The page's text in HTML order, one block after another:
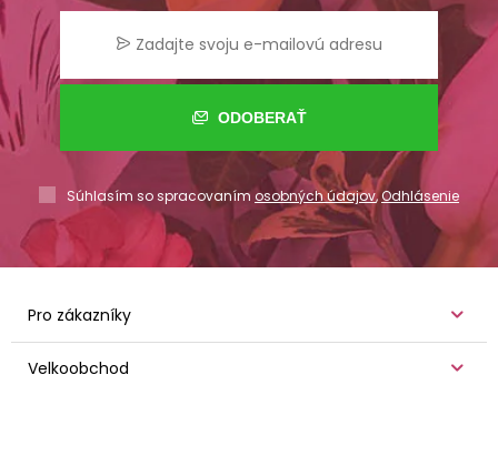
ODOBERAŤ
Súhlasím so spracovaním osobných údajov,Odhlásenie
Pro zákazníky
Velkoobchod